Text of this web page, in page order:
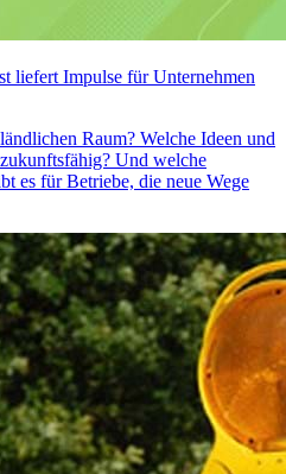
liefert Impulse für Unternehmen
Raum? Welche Ideen und
Und welche
es für Betriebe, die neue Wege